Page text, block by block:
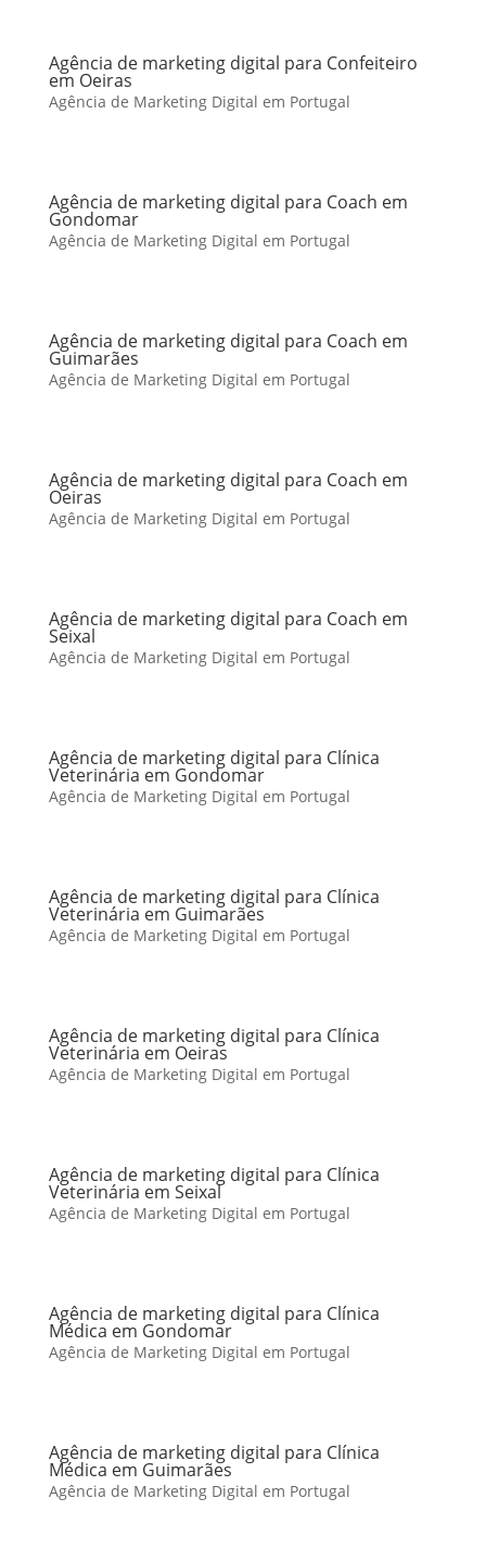
Agência de marketing digital para Confeiteiro
em Oeiras
Agência de Marketing Digital em Portugal
Agência de marketing digital para Coach em
Gondomar
Agência de Marketing Digital em Portugal
Agência de marketing digital para Coach em
Guimarães
Agência de Marketing Digital em Portugal
Agência de marketing digital para Coach em
Oeiras
Agência de Marketing Digital em Portugal
Agência de marketing digital para Coach em
Seixal
Agência de Marketing Digital em Portugal
Agência de marketing digital para Clínica
Veterinária em Gondomar
Agência de Marketing Digital em Portugal
Agência de marketing digital para Clínica
Veterinária em Guimarães
Agência de Marketing Digital em Portugal
Agência de marketing digital para Clínica
Veterinária em Oeiras
Agência de Marketing Digital em Portugal
Agência de marketing digital para Clínica
Veterinária em Seixal
Agência de Marketing Digital em Portugal
Agência de marketing digital para Clínica
Médica em Gondomar
Agência de Marketing Digital em Portugal
Agência de marketing digital para Clínica
Médica em Guimarães
Agência de Marketing Digital em Portugal